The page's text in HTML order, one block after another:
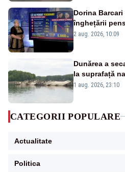
Dorina
înghețării
pierdute de
2 aug. 2026, 10:09
Dunărea a
la suprafață
război mondial
1 aug. 2026, 23:10
CATEGORII POPULARE
Actualitate
Politica